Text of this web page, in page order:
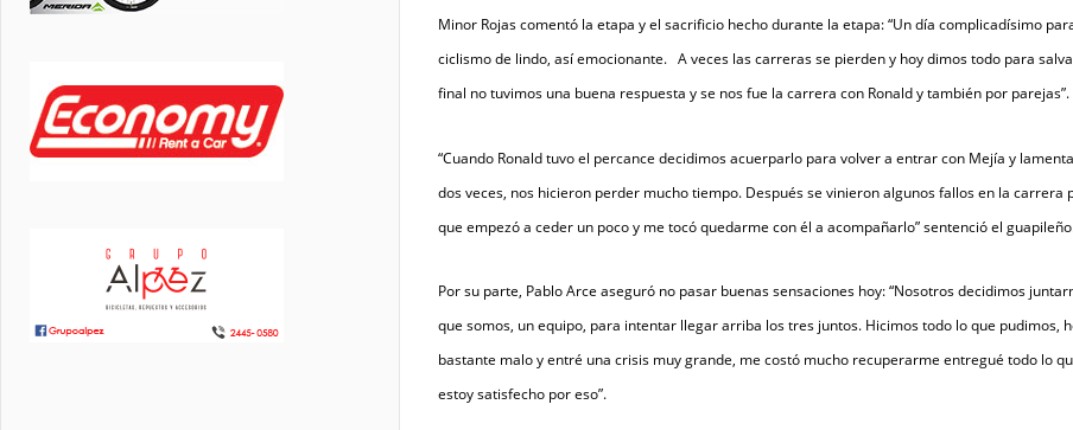
Minor Rojas comentó la etapa y el sacrificio hecho durante la etapa: “Un día complicadísimo
ciclismo de lindo, así emocionante.   A veces las carreras se pierden y hoy dimos todo para
final no tuvimos una buena respuesta y se nos fue la carrera con Ronald y también por parejas”.
“Cuando Ronald tuvo el percance decidimos acuerparlo para volver a entrar con Mejía y
dos veces, nos hicieron perder mucho tiempo. Después se vinieron algunos fallos en la carrera
que empezó a ceder un poco y me tocó quedarme con él a acompañarlo” sentenció el
Por su parte, Pablo Arce aseguró no pasar buenas sensaciones hoy: “Nosotros decidimos
que somos, un equipo, para intentar llegar arriba los tres juntos. Hicimos todo lo que pudimos,
bastante malo y entré una crisis muy grande, me costó mucho recuperarme entregué todo lo
estoy satisfecho por eso”.